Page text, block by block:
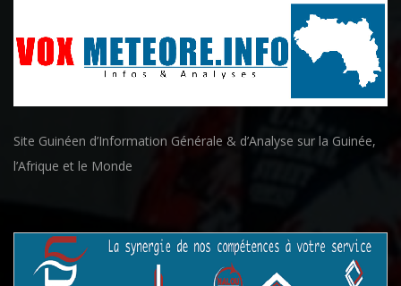
Site Guinéen d’Information Générale & d’Analyse sur la Guinée,
l’Afrique et le Monde